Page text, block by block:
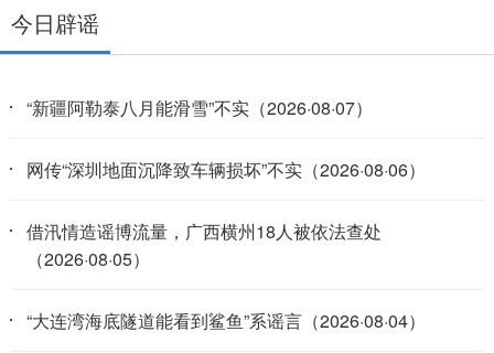
今日辟谣
“新疆阿勒泰八月能滑雪”不实（2026·08·07）
网传“深圳地面沉降致车辆损坏”不实（2026·08·06）
借汛情造谣博流量，广西横州18人被依法查处
（2026·08·05）
“大连湾海底隧道能看到鲨鱼”系谣言（2026·08·04）